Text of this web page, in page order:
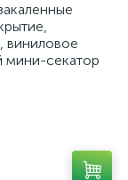
виниловое
мини-секатор